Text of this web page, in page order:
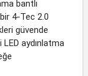
bantlı
4-Tec 2.0
güvende
LED aydınlatma